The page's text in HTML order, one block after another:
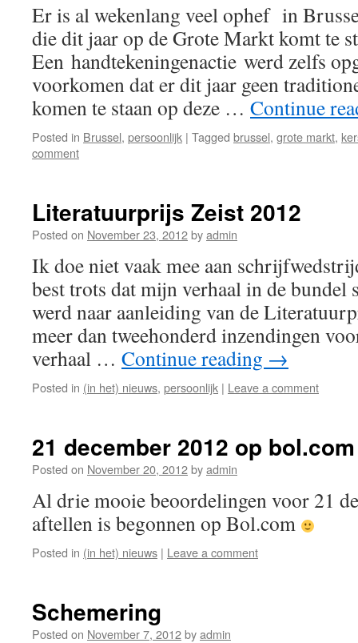
Er is al wekenlang veel ophef in
die dit jaar op de Grote Markt komt te
Een handtekeningenactie werd zelfs
voorkomen dat er dit jaar geen
komen te staan op deze … Continue
Posted in Brussel, persoonlijk | Tagged brussel, grote markt,
comment
Literatuurprijs Zeist 2012
Posted on November 23, 2012byadmin
Ik doe niet vaak mee aan
best trots dat mijn verhaal in de bundel
werd naar aanleiding van de
meer dan tweehonderd inzendingen
verhaal … Continue reading →
Posted in (in het) nieuws, persoonlijk | Leave a comment
21 december 2012 op bol.com
Posted on November 20, 2012byadmin
Al drie mooie beoordelingen voor 21
aftellen is begonnen op Bol.com
Posted in (in het) nieuws | Leave a comment
Schemering
Posted on November 7, 2012byadmin